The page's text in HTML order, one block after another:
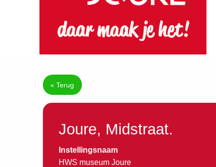
« Terug
Joure, Midstraat.
Instellingsnaam
HWS museum Joure